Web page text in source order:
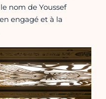
nom de Youssef
engagé et à la